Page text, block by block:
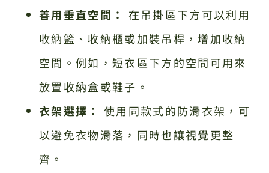
善用垂直空間：
在吊掛區下方可以利用
收納籃、收納櫃或加裝吊桿，增加收納
空間。例如，短衣區下方的空間可用來
放置收納盒或鞋子。
衣架選擇：
使用同款式的防滑衣架，可
以避免衣物滑落，同時也讓視覺更整
齊。